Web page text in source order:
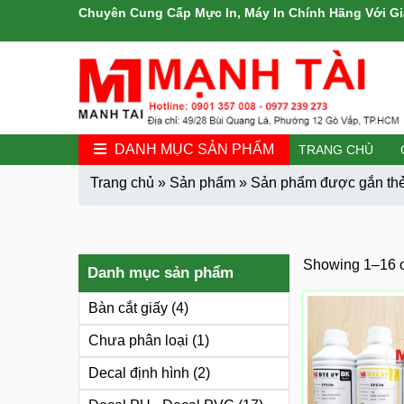
Chuyên Cung Cấp Mực In, Máy In Chính Hãng Với
DANH MỤC SẢN PHẨM TRANG CHỦ
Trang chủ » Sản phẩm» Sản phẩm được gắn
Danh mục sản phẩm
Bàn cắt giấy (4)
Chưa phân loại (1)
Decal định hình (2)
Showing 1–16